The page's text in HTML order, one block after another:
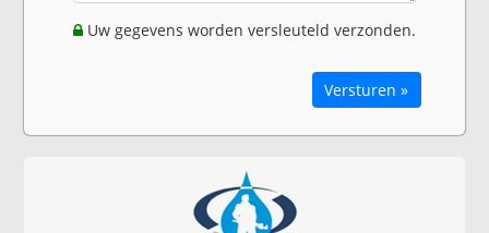
Uw gegevens worden versleuteld verzonden.
Versturen »